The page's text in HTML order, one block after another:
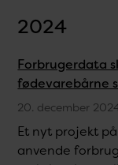
2024
Forbrugerdata
fødevarebårne
20. december
Et nyt projekt
anvende